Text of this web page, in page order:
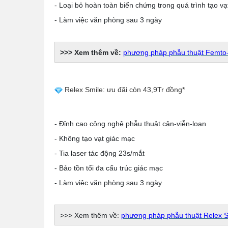
- Loại bỏ hoàn toàn biến chứng trong quá trình tạo
- Làm việc văn phòng sau 3 ngày
>>> Xem thêm về: phương pháp phẫu thuật
Relex Smile: ưu đãi còn 43,9Tr đồng*
- Đỉnh cao công nghệ phẫu thuật cận-viễn-loạn
- Không tạo vạt giác mạc
- Tia laser tác động 23s/mắt
- Bảo tồn tối đa cấu trúc giác mạc
- Làm việc văn phòng sau 3 ngày
>>> Xem thêm về: phương pháp phẫu thuật Relex